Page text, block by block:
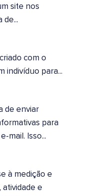
site nos
de...
com o
indivíduo para...
de enviar
para
mail. Isso...
à medição e
atividade e